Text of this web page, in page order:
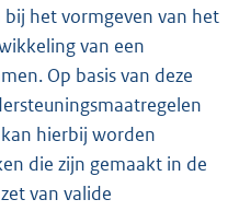
het vormgeven van het
van een
Op basis van deze
hierbij worden
die zijn gemaakt in de
van valide